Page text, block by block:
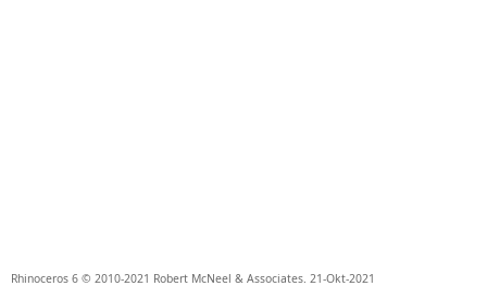
Rhinoceros 6 © 2010-2021 Robert McNeel & Associates. 21-Okt-2021